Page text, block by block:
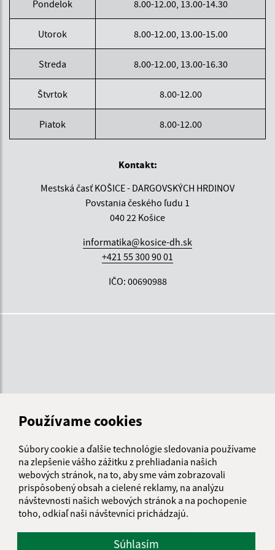
Používame cookies
Súbory cookie a ďalšie technológie sledovania používame
na zlepšenie vášho zážitku z prehliadania našich
webových stránok, na to, aby sme vám zobrazovali
prispôsobený obsah a cielené reklamy, na analýzu
návštevnosti našich webových stránok a na pochopenie
toho, odkiaľ naši návštevníci prichádzajú.
Súhlasím
Pondelok 8.00-12.00, 13.00-14.30
Utorok 8.00-12.00, 13.00-15.00
Streda 8.00-12.00, 13.00-16.30
Štvrtok 8.00-12.00
Piatok 8.00-12.00
Kontakt:
Mestská časť KOŠICE - DARGOVSKÝCH HRDINOV
Povstania českého ľudu 1
040 22 Košice
informatika@kosice-dh.sk
+421 55 300 90 01
IČO: 00690988
Informácie o stránke:
Vyhlásenie o prístupnosti